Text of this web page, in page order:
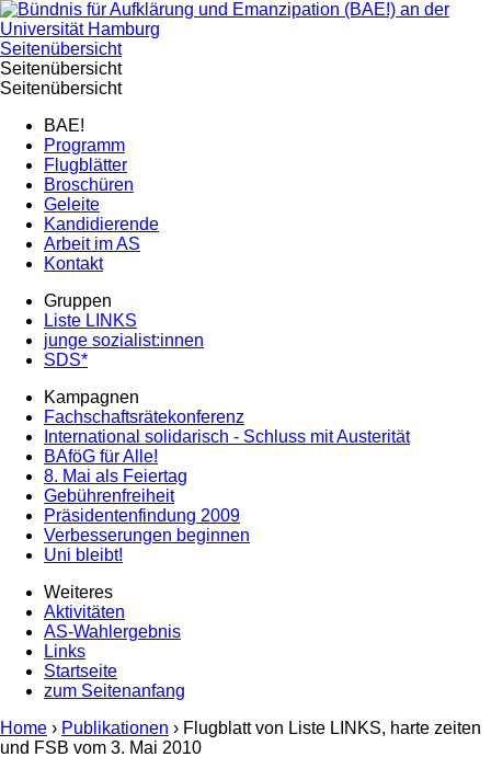
Seitenübersicht
Seitenübersicht
Seitenübersicht
BAE!
Programm
Flugblätter
Broschüren
Geleite
Kandidierende
Arbeit im AS
Kontakt
Gruppen
Liste LINKS
junge sozialist:innen
SDS*
Kampagnen
Fachschaftsrätekonferenz
International solidarisch - Schluss mit Austerität
BAföG für Alle!
8. Mai als Feiertag
Gebührenfreiheit
Präsidentenfindung 2009
Verbesserungen beginnen
Uni bleibt!
Weiteres
Aktivitäten
AS-Wahlergebnis
Links
Startseite
zum Seitenanfang
Home › Publikationen › Flugblatt von Liste LINKS, harte zeiten
und FSB vom 3. Mai 2010